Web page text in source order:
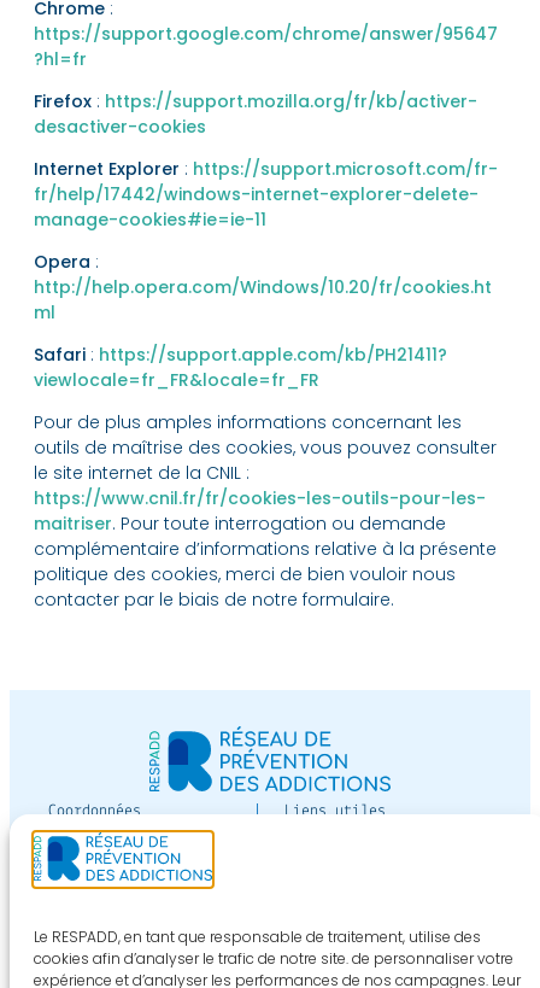
Le RESPADD, en tant que responsable de traitement, utilise des
cookies afin d’analyser le trafic de notre site. de personnaliser votre
expérience et d’analyser les performances de nos campagnes. Leur
Chrome :
https://support.google.com/chrome/answer/95647
?hl=fr
Firefox : https://support.mozilla.org/fr/kb/activer-
desactiver-cookies
Internet Explorer : https://support.microsoft.com/fr-
fr/help/17442/windows-internet-explorer-delete-
manage-cookies#ie=ie-11
Opera :
http://help.opera.com/Windows/10.20/fr/cookies.ht
ml
Safari : https://support.apple.com/kb/PH21411?
viewlocale=fr_FR&locale=fr_FR
Pour de plus amples informations concernant les
outils de maîtrise des cookies, vous pouvez consulter
le site internet de la CNIL :
https://www.cnil.fr/fr/cookies-les-outils-pour-les-
maitriser. Pour toute interrogation ou demande
complémentaire d’informations relative à la présente
politique des cookies, merci de bien vouloir nous
contacter par le biais de notre formulaire.
Coordonnées
12 av Paul-Vaillant-
Couturier
bâtiment Jean Moreau
94800 VILLEJUIF
Liens utiles
Nous contacter